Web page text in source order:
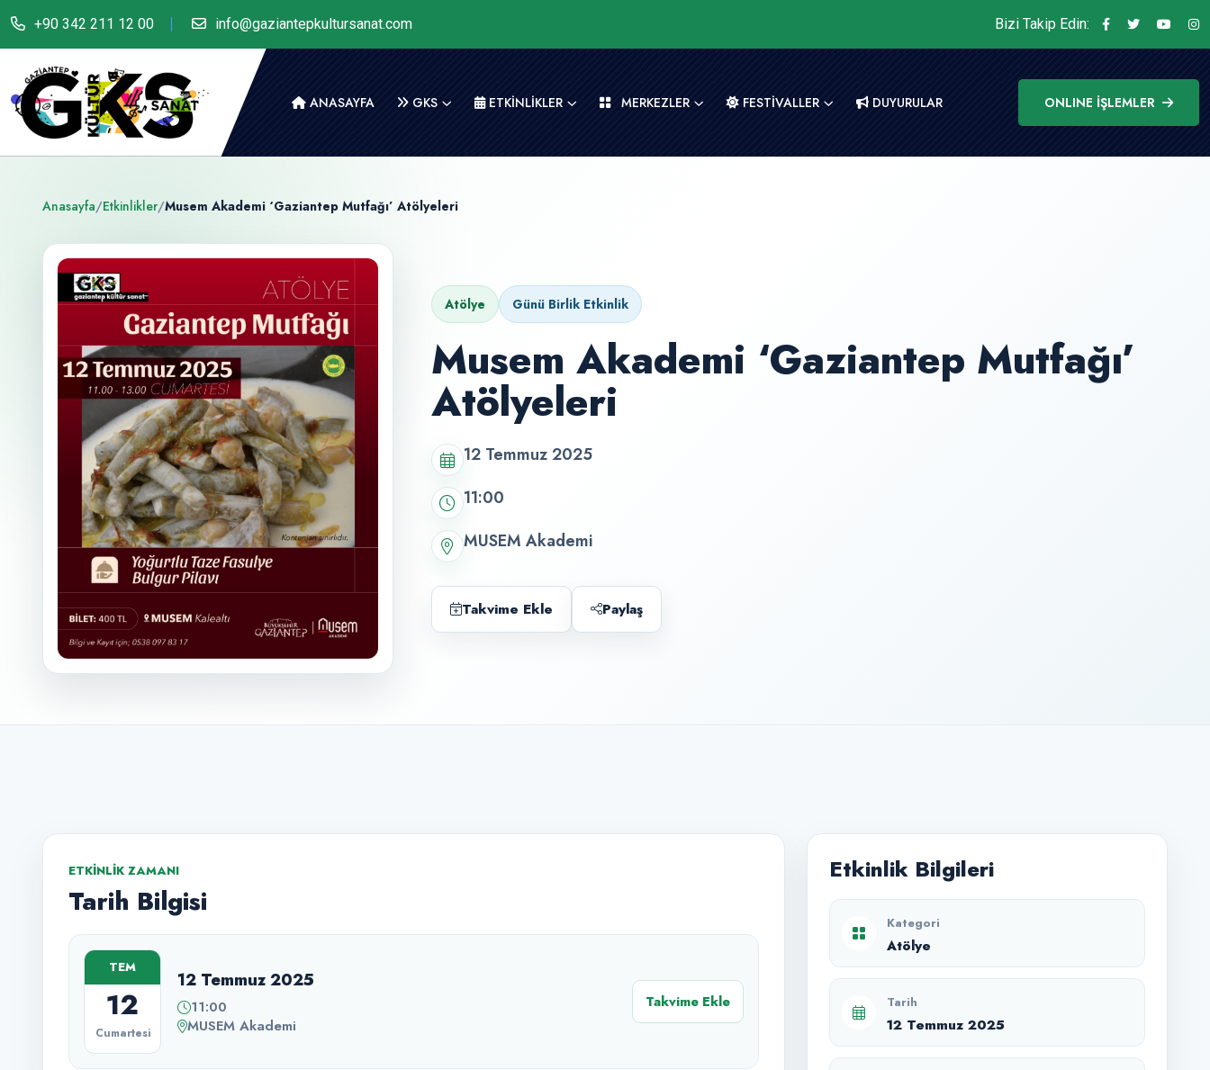
+90 342 211 12 00 info@gaziantepkultursanat.com Bizi Takip Edin:
ANASAYFA GKS ETKİNLİKLER MERKEZLER FESTİVALLER DUYURULAR ONLINE İŞLEMLER
Anasayfa/Etkinlikler/Musem Akademi ‘Gaziantep Mutfağı’ Atölyeleri
Atölye Günü Birlik Etkinlik
Musem Akademi ‘Gaziantep Mutfağı’
Atölyeleri
12 Temmuz 2025
11:00
MUSEM Akademi
Takvime Ekle Paylaş
ETKINLIK ZAMANI
Tarih Bilgisi
TEM
12
Cumartesi
12 Temmuz 2025
11:00
MUSEM Akademi
Takvime Ekle
Etkinlik Bilgileri
Kategori
Atölye
Tarih
12 Temmuz 2025